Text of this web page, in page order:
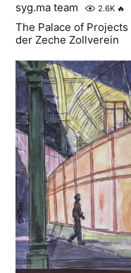
syg.ma team 2.6K 🔥
The Palace of
der Zeche Zollverein